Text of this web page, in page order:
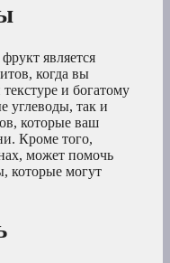
является
когда вы
и богатому
углеводы, так и
которые ваш
Кроме того,
может помочь
которые могут